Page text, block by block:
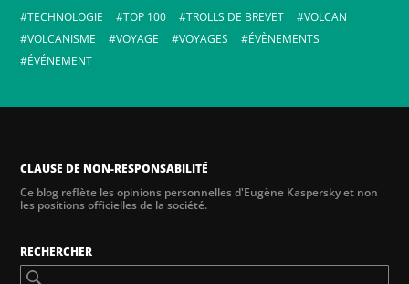
TECHNOLOGIE
TOP 100 TROLLS DE BREVET
VOLCAN
VOLCANISME
VOYAGE VOYAGES
ÉVÈNEMENTS
ÉVÉNEMENT
CLAUSE DE NON-RESPONSABILITÉ
Ce blog reflète les opinions personnelles d'Eugène Kaspersky et non
les positions officielles de la société.
RECHERCHER